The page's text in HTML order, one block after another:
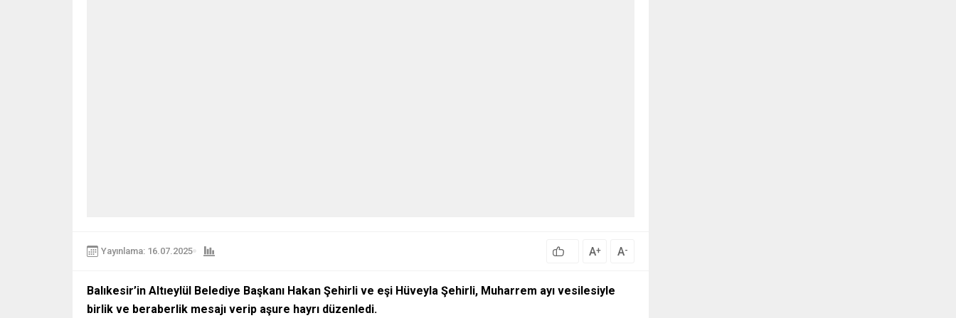
Yayınlama: 16.07.2025 A+ A-
Balıkesir’in Altıeylül Belediye Başkanı Hakan Şehirli ve eşi Hüveyla Şehirli, Muharrem ayı vesilesiyle
birlik ve beraberlik mesajı verip aşure hayrı düzenledi.